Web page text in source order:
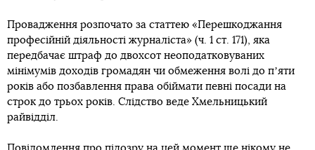
Провадження розпочато за статтею «Перешкоджання
професійній діяльності журналіста» (ч. 1 ст. 171), яка
передбачає штраф до двохсот неоподатковуваних
мінімумів доходів громадян чи обмеження волі до пʼяти
років або позбавлення права обіймати певні посади на
строк до трьох років. Слідство веде Хмельницький
райвідділ.